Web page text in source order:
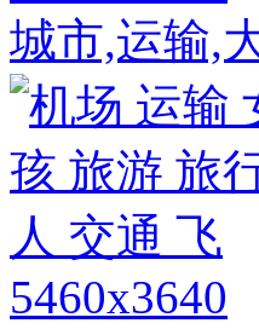
城市,运输,
5460x3640